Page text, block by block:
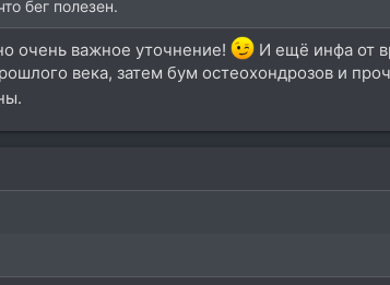
бег полезен.
очень важное уточнение!
И ещё инфа от
века, затем бум остеохондрозов и